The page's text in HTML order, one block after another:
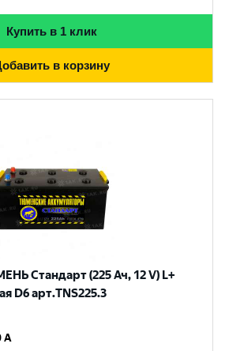
Купить в 1 клик
в корзину
Стандарт (225 Ач, 12 V) L+
D6 арт.TNS225.3
A